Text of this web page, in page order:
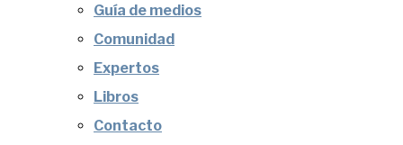
Guía de medios
Comunidad
Expertos
Libros
Contacto